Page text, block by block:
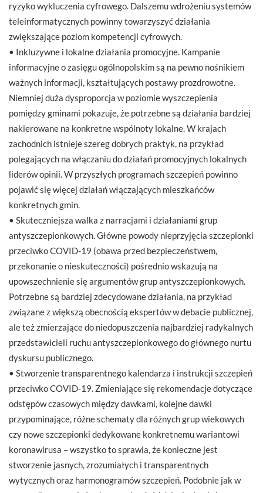
ryzyko wykluczenia cyfrowego. Dalszemu wdrożeniu systemów
teleinformatycznych powinny towarzyszyć działania
zwiększające poziom kompetencji cyfrowych.
• Inkluzywne i lokalne działania promocyjne. Kampanie
informacyjne o zasięgu ogólnopolskim są na pewno nośnikiem
ważnych informacji, kształtujących postawy prozdrowotne.
Niemniej duża dysproporcja w poziomie wyszczepienia
pomiędzy gminami pokazuje, że potrzebne są działania bardziej
nakierowane na konkretne wspólnoty lokalne. W krajach
zachodnich istnieje szereg dobrych praktyk, na przykład
polegających na włączaniu do działań promocyjnych lokalnych
liderów opinii. W przyszłych programach szczepień powinno
pojawić się więcej działań włączających mieszkańców
konkretnych gmin.
• Skuteczniejsza walka z narracjami i działaniami grup
antyszczepionkowych. Główne powody nieprzyjęcia szczepionki
przeciwko COVID-19 (obawa przed bezpieczeństwem,
przekonanie o nieskuteczności) pośrednio wskazują na
upowszechnienie się argumentów grup antyszczepionkowych.
Potrzebne są bardziej zdecydowane działania, na przykład
związane z większą obecnością ekspertów w debacie publicznej,
ale też zmierzające do niedopuszczenia najbardziej radykalnych
przedstawicieli ruchu antyszczepionkowego do głównego nurtu
dyskursu publicznego.
• Stworzenie transparentnego kalendarza i instrukcji szczepień
przeciwko COVID-19. Zmieniające się rekomendacje dotyczące
odstępów czasowych między dawkami, kolejne dawki
przypominające, różne schematy dla różnych grup wiekowych
czy nowe szczepionki dedykowane konkretnemu wariantowi
koronawirusa – wszystko to sprawia, że konieczne jest
stworzenie jasnych, zrozumiałych i transparentnych
wytycznych oraz harmonogramów szczepień. Podobnie jak w